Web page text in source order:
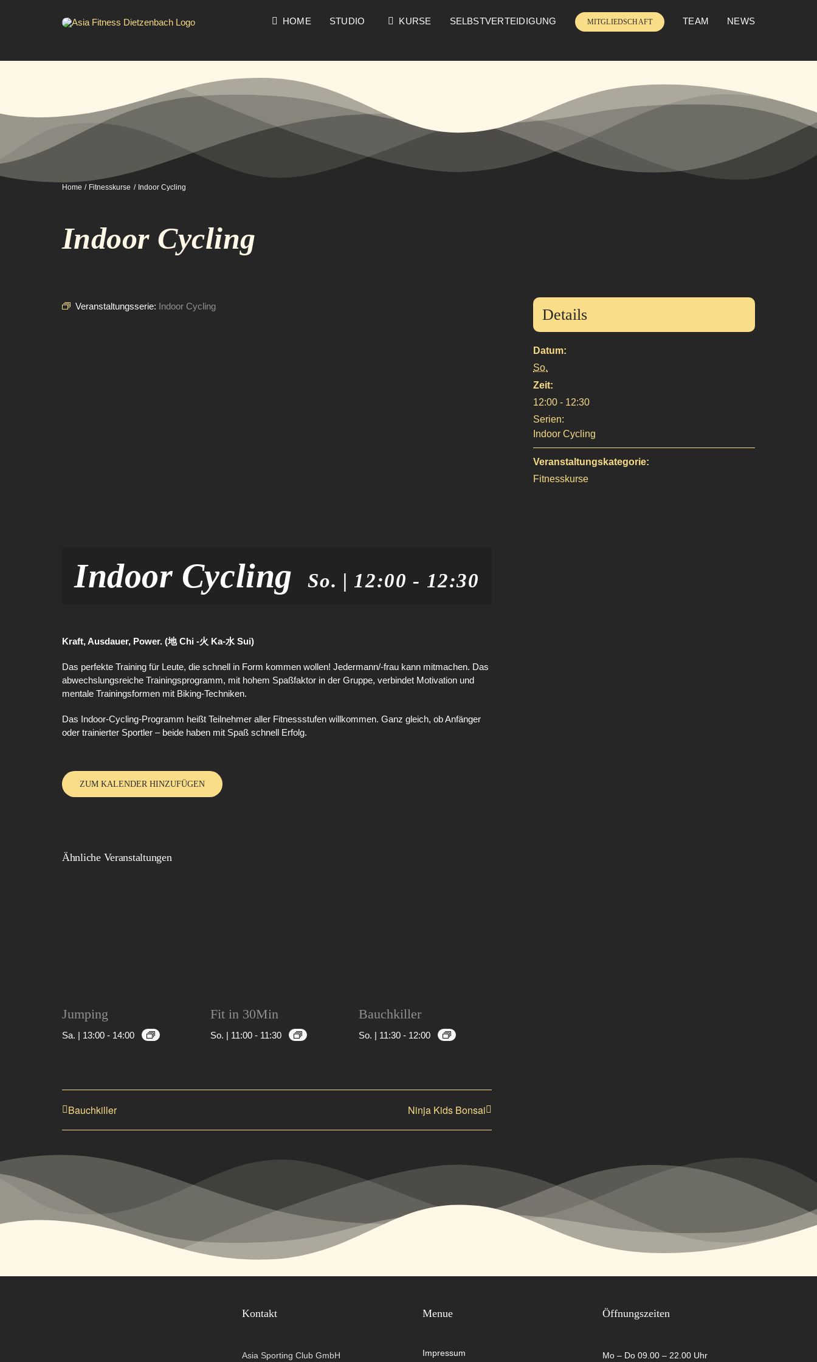
HOME STUDIO KURSE SELBSTVERTEIDIGUNG MITGLIEDSCHAFT TEAM NEWS
Home Fitnesskurse Indoor Cycling
Indoor Cycling
Veranstaltungsserie: Indoor Cycling
Indoor Cycling So. | 12:00 - 12:30
Kraft, Ausdauer, Power. (地 Chi -火 Ka-水 Sui)
Das perfekte Training für Leute, die schnell in Form kommen wollen! Jedermann/-frau kann mitmachen. Das
abwechslungsreiche Trainingsprogramm, mit hohem Spaßfaktor in der Gruppe, verbindet Motivation und
mentale Trainingsformen mit Biking-Techniken.
Das Indoor-Cycling-Programm heißt Teilnehmer aller Fitnessstufen willkommen. Ganz gleich, ob Anfänger
oder trainierter Sportler – beide haben mit Spaß schnell Erfolg.
ZUM KALENDER HINZUFÜGEN
Ähnliche Veranstaltungen
Jumping
Sa. | 13:00 - 14:00
Fit in 30Min
So. | 11:00 - 11:30
Bauchkiller
So. | 11:30 - 12:00
Bauchkiller Ninja Kids Bonsai
Details
Datum:
So.
Zeit:
12:00 - 12:30
Serien:
Indoor Cycling
Veranstaltungskategorie:
Fitnesskurse
Kontakt
Asia Sporting Club GmbH
Menue
Impressum
Öffnungszeiten
Mo – Do 09.00 – 22.00 Uhr